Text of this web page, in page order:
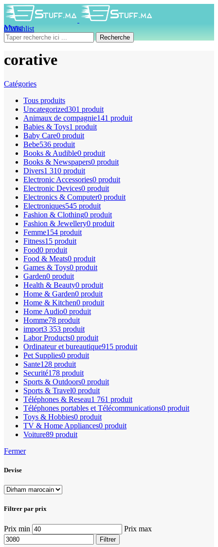
0Wishlist
0produit 0DH
Menu
Recherche
corative
Catégories
Tous produits
Uncategorized301 produit
Animaux de compagnie141 produit
Babies & Toys1 produit
Baby Care0 produit
Bebe536 produit
Books & Audible0 produit
Books & Newspapers0 produit
Divers1 310 produit
Electronic Accessories0 produit
Electronic Devices0 produit
Electronics & Computer0 produit
Electroniques545 produit
Fashion & Clothing0 produit
Fashion & Jewellery0 produit
Femme154 produit
Fitness15 produit
Food0 produit
Food & Meats0 produit
Games & Toys0 produit
Garden0 produit
Health & Beauty0 produit
Home & Garden0 produit
Home & Kitchen0 produit
Home Audio0 produit
Homme78 produit
import3 353 produit
Labor Products0 produit
Ordinateur et bureautique915 produit
Pet Supplies0 produit
Sante128 produit
Securité178 produit
Sports & Outdoors0 produit
Sports & Travel0 produit
Téléphones & Reseau1 761 produit
Téléphones portables et Télécommunications0 produit
Toys & Hobbies0 produit
TV & Home Appliances0 produit
Voiture89 produit
Fermer
Devise
Filtrer par prix
Prix min Prix max
Filtrer